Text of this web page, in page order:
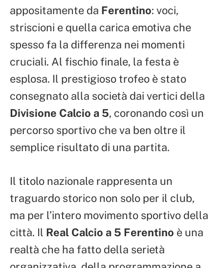
appositamente da Ferentino: voci,
striscioni e quella carica emotiva che
spesso fa la differenza nei momenti
cruciali. Al fischio finale, la festa è
esplosa. Il prestigioso trofeo è stato
consegnato alla società dai vertici della
Divisione Calcio a 5, coronando così un
percorso sportivo che va ben oltre il
semplice risultato di una partita.
Il titolo nazionale rappresenta un
traguardo storico non solo per il club,
ma per l’intero movimento sportivo della
città. Il Real Calcio a 5 Ferentino è una
realtà che ha fatto della serietà